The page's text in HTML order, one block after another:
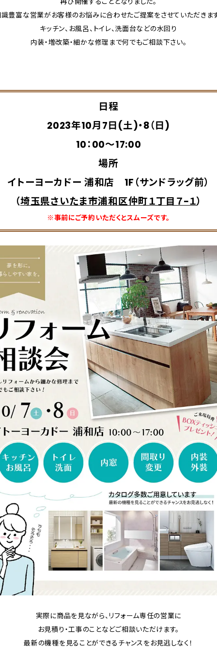
豊富な営業がお客様のお悩みに合わせたご提案をさせていただきま
キッチン、お風呂、トイレ、洗面台などの水回り
内装・増改築・細かな修理まで何でもご相談下さい。
日程
2023年10月7日(土)・8（日)
10：00～17:00
場所
イトーヨーカドー 浦和店 1F（サンドラッグ前）
（埼玉県さいたま市浦和区仲町１丁目７−１）
※事前にご予約いただくとスムーズです。
実際に商品を見ながら、リフォーム専任の営業に
お見積り・工事のことなどご相談いただけます。
最新の機種を見ることができるチャンスをお見逃しなく！